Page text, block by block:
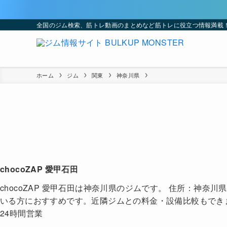
全国のジム検索、筋トレ動画のまとめなど筋トレに役立つ情報満載
ホーム ジム 関東 神奈川県
chocoZAP 愛甲石田
chocoZAP 愛甲石田は神奈川県のジムです。 住所：神奈
いる方におすすめです。近隣ジムとの料金・設備比較もでき
24時間営業